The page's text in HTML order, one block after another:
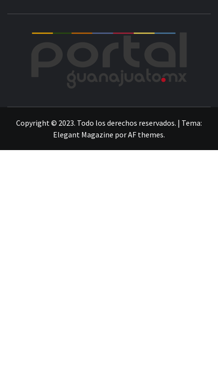
Copyright © 2023. Todo los derechos reservados. | Tema:
Elegant Magazine porAF themes.